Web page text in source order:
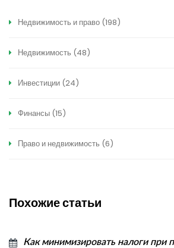
Недвижимость и право (198)
Недвижимость (48)
Инвестиции (24)
Финансы (15)
Право и недвижимость (6)
Похожие статьи
Как минимизировать налоги при